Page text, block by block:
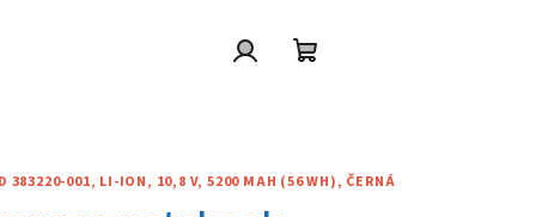
383220-001, LI-ION, 10,8 V, 5200 MAH (56 WH), ČERNÁ